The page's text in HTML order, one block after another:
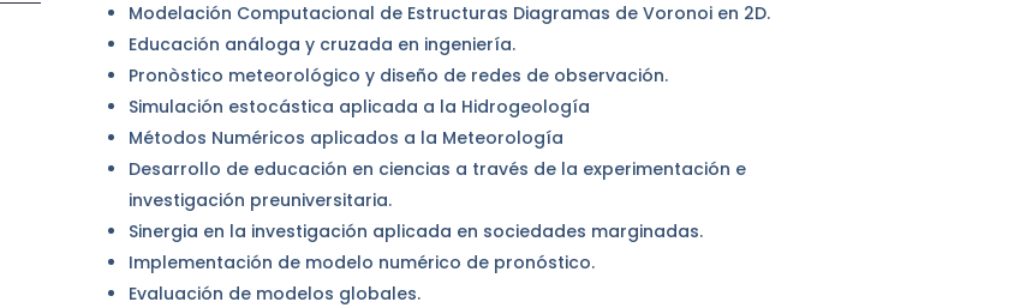
Modelación Computacional de Estructuras Diagramas de Voronoi en 2D.
Educación análoga y cruzada en ingeniería.
Pronòstico meteorológico y diseño de redes de observación.
Simulación estocástica aplicada a la Hidrogeología
Métodos Numéricos aplicados a la Meteorología
Desarrollo de educación en ciencias a través de la experimentación e
investigación preuniversitaria.
Sinergia en la investigación aplicada en sociedades marginadas.
Implementación de modelo numérico de pronóstico.
Evaluación de modelos globales.